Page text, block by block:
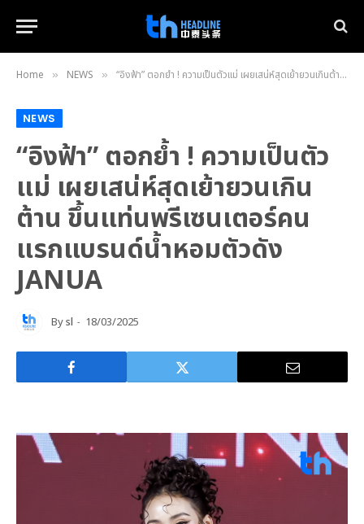
Home » NEWS » “อิงฟ้า” ตอกย้ำ ! ความเป็นตัวแม่ เผยเสน่ห์สุดเย้ายวนเกินต้าน ขึ้นแท่นพรีเซนเตอร์คนแรกแบรนด์น้ำหอมตัวดัง JANUA
NEWS
“อิงฟ้า” ตอกย้ำ ! ความเป็นตัว
แม่ เผยเสน่ห์สุดเย้ายวนเกิน
ต้าน ขึ้นแท่นพรีเซนเตอร์คน
แรกแบรนด์น้ำหอมตัวดัง
JANUA
Bysl 18/03/2025